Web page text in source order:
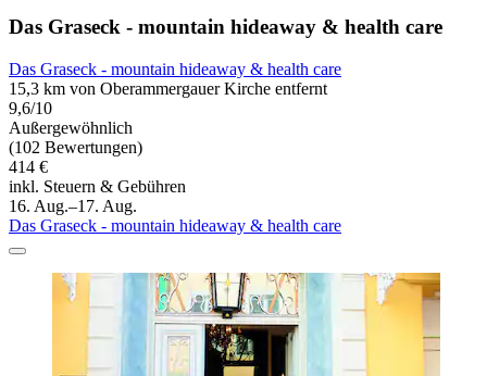
Das Graseck - mountain hideaway & health care
Das Graseck - mountain hideaway & health care
15,3 km von Oberammergauer Kirche entfernt
9,6/10
Außergewöhnlich
(102 Bewertungen)
414 €
inkl. Steuern & Gebühren
16. Aug.–17. Aug.
Das Graseck - mountain hideaway & health care